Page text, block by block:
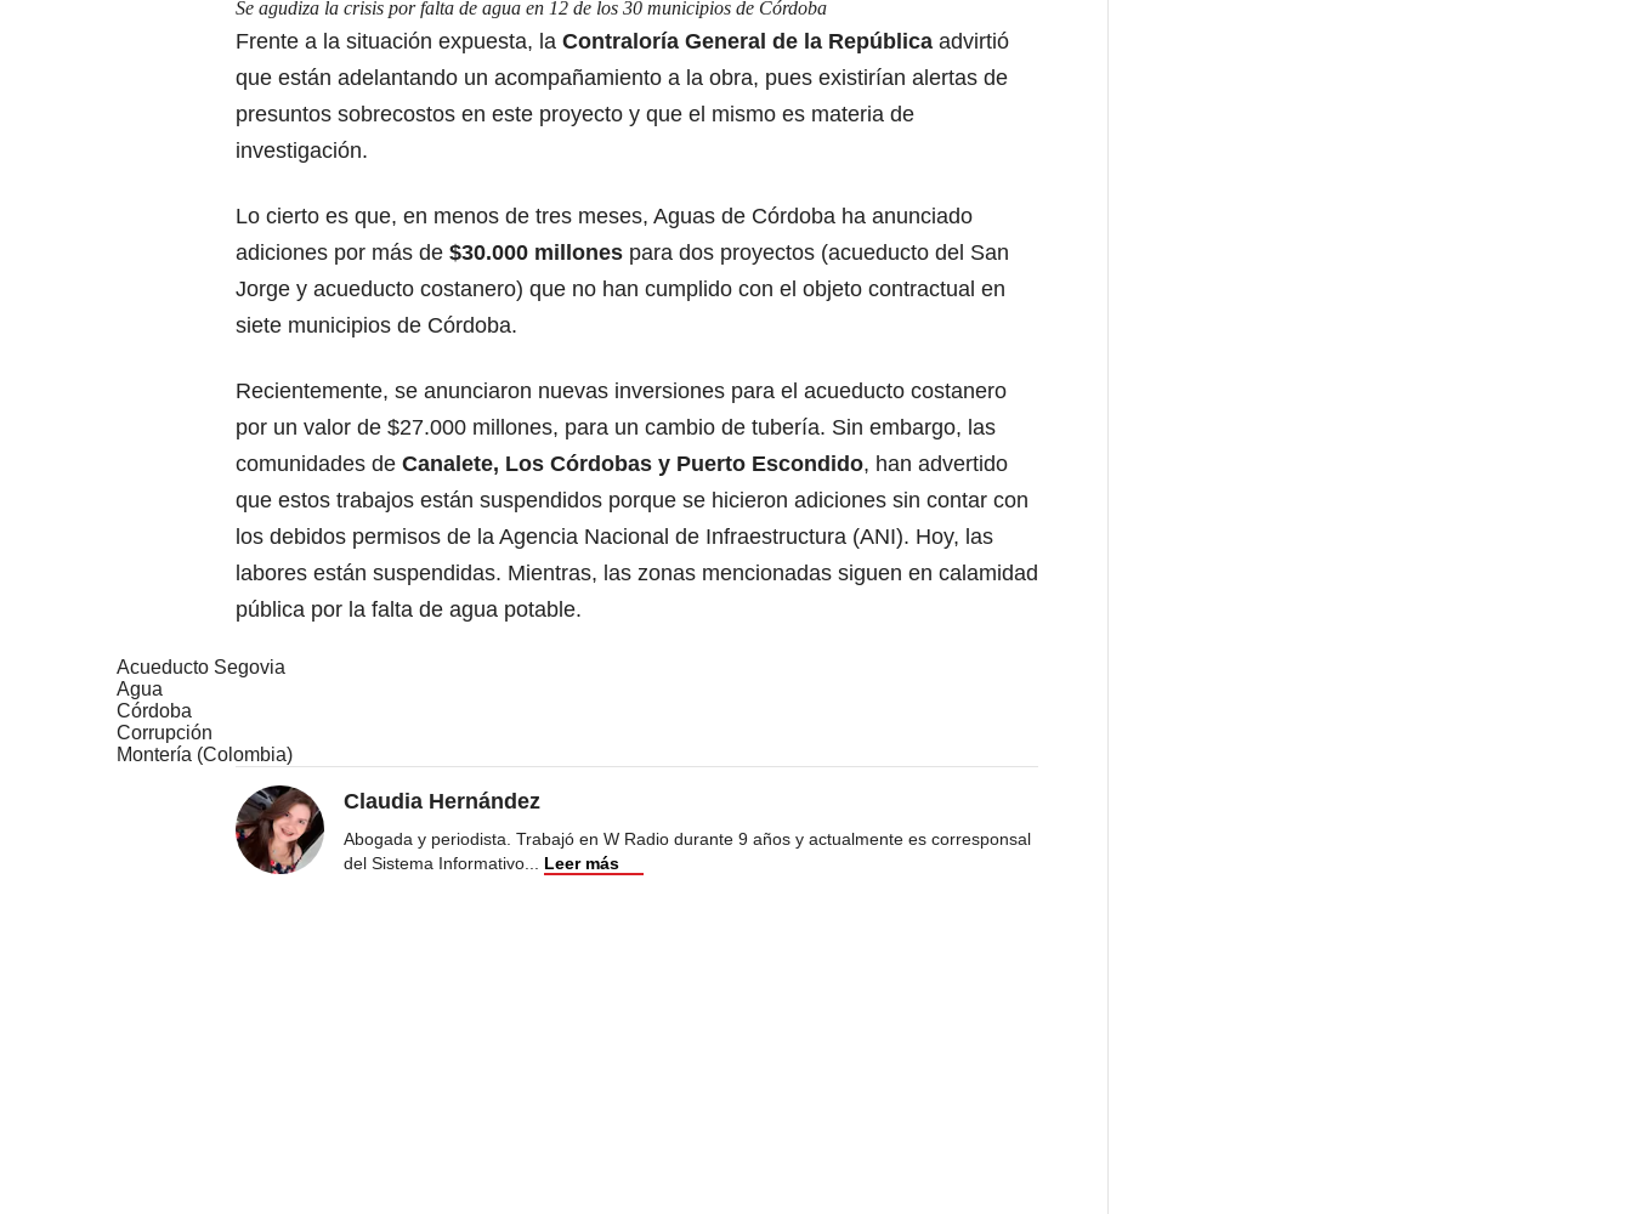
Se agudiza la crisis por falta de agua en 12 de los 30 municipios de Córdoba
Frente a la situación expuesta, la Contraloría General de la República advirtió
que están adelantando un acompañamiento a la obra, pues existirían alertas de
presuntos sobrecostos en este proyecto y que el mismo es materia de
investigación.
Lo cierto es que, en menos de tres meses, Aguas de Córdoba ha anunciado
adiciones por más de $30.000 millones para dos proyectos (acueducto del San
Jorge y acueducto costanero) que no han cumplido con el objeto contractual en
siete municipios de Córdoba.
Recientemente, se anunciaron nuevas inversiones para el acueducto costanero
por un valor de $27.000 millones, para un cambio de tubería. Sin embargo, las
comunidades de Canalete, Los Córdobas y Puerto Escondido, han advertido
que estos trabajos están suspendidos porque se hicieron adiciones sin contar con
los debidos permisos de la Agencia Nacional de Infraestructura (ANI). Hoy, las
labores están suspendidas. Mientras, las zonas mencionadas siguen en calamidad
pública por la falta de agua potable.
Acueducto Segovia
Agua
Córdoba
Corrupción
Montería (Colombia)
Claudia Hernández
Abogada y periodista. Trabajó en W Radio durante 9 años y actualmente es corresponsal
del Sistema Informativo... Leer más